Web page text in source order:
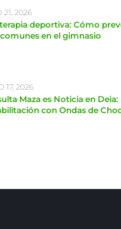
21, 2026
deportiva: Cómo
en el gimnasio
17, 2026
Maza es Noticia en
con Ondas de